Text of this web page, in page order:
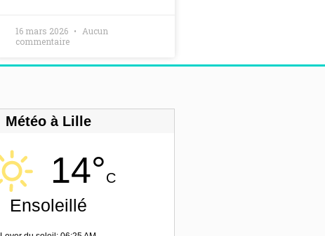
16 mars 2026
Aucun
commentaire
Météo à Lille
14°C
Ensoleillé